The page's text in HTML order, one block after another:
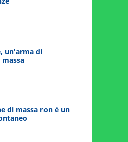
un'arma di
di massa non è un